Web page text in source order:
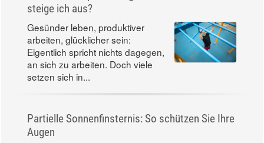
steige ich aus?
Gesünder leben, produktiver
arbeiten, glücklicher sein:
Eigentlich spricht nichts dagegen,
an sich zu arbeiten. Doch viele
setzen sich in...
Partielle Sonnenfinsternis: So schützen Sie Ihre
Augen